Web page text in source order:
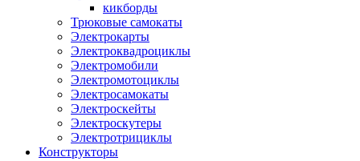
кикборды
Трюковые самокаты
Электрокарты
Электроквадроциклы
Электромобили
Электромотоциклы
Электросамокаты
Электроскейты
Электроскутеры
Электротрициклы
Конструкторы